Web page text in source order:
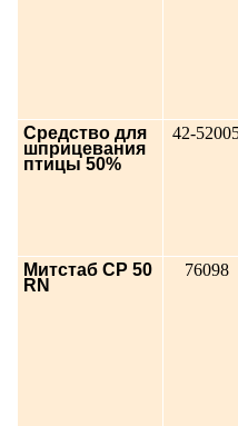
Средство для
шприцевания
птицы 50%
42-
Митстаб СР 50
RN
76098